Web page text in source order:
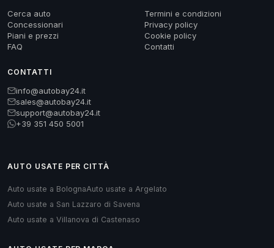
Cerca auto
Concessionari
Piani e prezzi
FAQ
Termini e condizioni
Privacy policy
Cookie policy
Contatti
CONTATTI
info@autobay24.it
sales@autobay24.it
support@autobay24.it
+39 351 450 5001
AUTO USATE PER CITTÀ
Auto usate a BolognaAuto usate a Argelato
Auto usate a San Lazzaro di Savena
Auto usate a Villanova di Castenaso